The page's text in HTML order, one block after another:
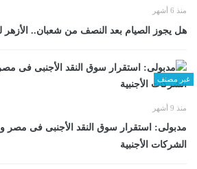
منذ 6 أشهر
هل يجوز الصيام بعد النصف من شعبان.. الأزهر
غير مصنف
منذ 9 أشهر
مدبولى: استقرار سوق النقد الأجنبى فى مصر
الشركات الأجنبية